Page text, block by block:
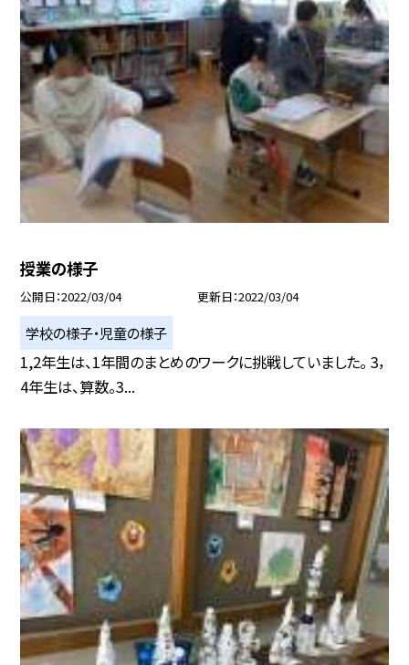
授業の様子
公開日 2022/03/04 更新日 2022/03/04
学校の様子・児童の様子
1,2年生は、1年間のまとめのワークに挑戦していました。 3，
4年生は、算数。3...